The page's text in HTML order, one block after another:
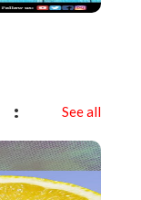
See all